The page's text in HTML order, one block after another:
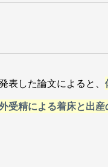
表した論文によると、
受精による着床と出産